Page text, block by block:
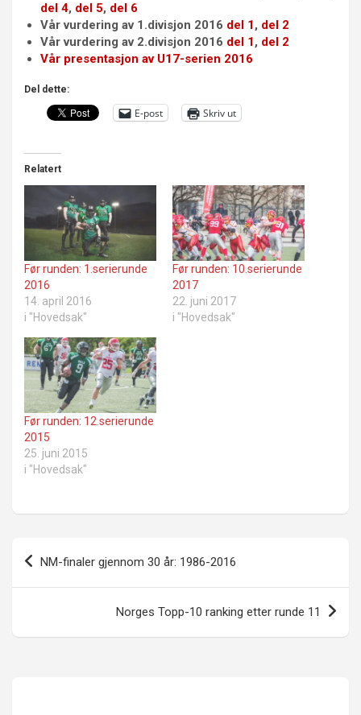
del 4, del 5, del 6
Vår vurdering av 1.divisjon 2016 del 1 , del 2
Vår vurdering av 2.divisjon 2016 del 1 , del 2
Vår presentasjon av U17-serien 2016
Del dette:
E-post Skriv ut
Relatert
Før runden: 1.serierunde
2016
14. april 2016
i "Hovedsak"
Før runden: 10.serierunde
2017
22. juni 2017
i "Hovedsak"
Før runden: 12.serierunde
2015
25. juni 2015
i "Hovedsak"
Innleggsnavigasjon
NM-finaler gjennom 30 år: 1986-2016
Norges Topp-10 ranking etter runde 11